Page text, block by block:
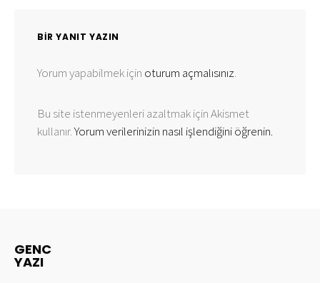
BIR YANIT YAZIN
Yorum yapabilmek için oturum açmalısınız.
Bu site istenmeyenleri azaltmak için Akismet
kullanır.Yorum verilerinizin nasıl işlendiğini öğrenin.
GENC
YAZI